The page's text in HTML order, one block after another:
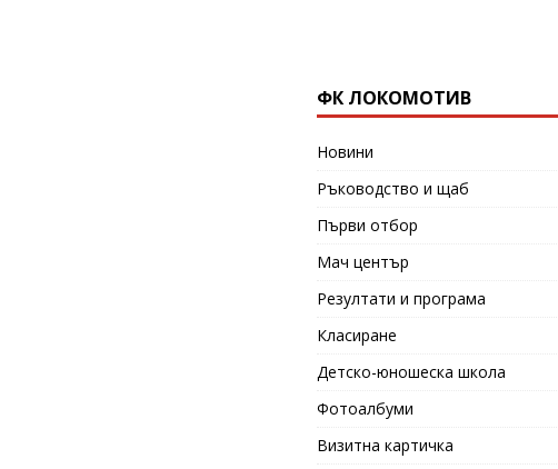
ФК ЛОКОМОТИВ
Новини
Ръководство и щаб
Първи отбор
Мач център
Резултати и програма
Класиране
Детско-юношеска школа
Фотоалбуми
Визитна картичка